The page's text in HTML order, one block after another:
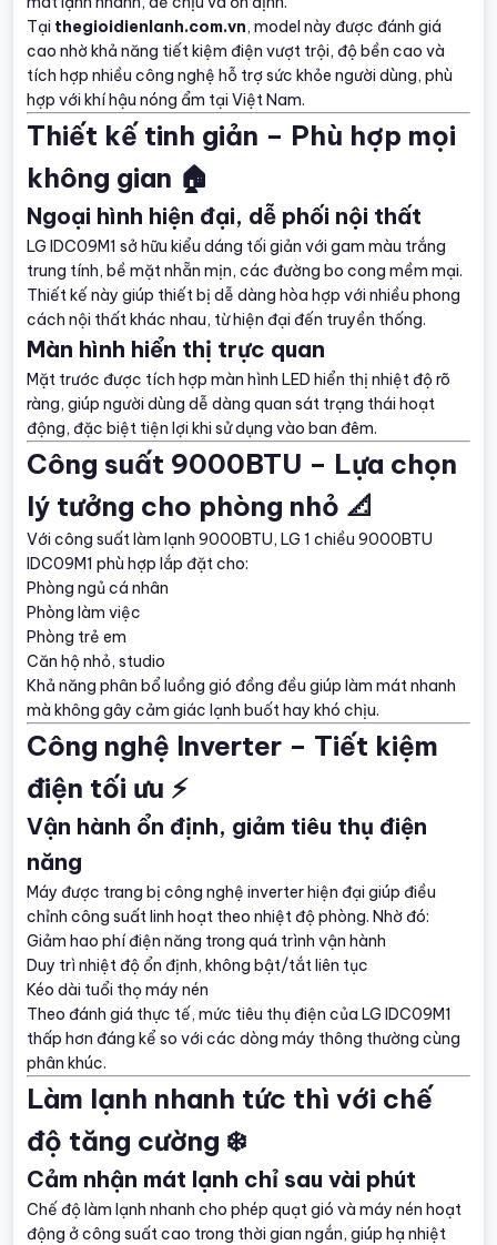
Tại thegioidienlanh.com.vn, model này được đánh giá
cao nhờ khả năng tiết kiệm điện vượt trội, độ bền cao và
tích hợp nhiều công nghệ hỗ trợ sức khỏe người dùng, phù
hợp với khí hậu nóng ẩm tại Việt Nam.
Thiết kế tinh giản – Phù hợp mọi
không gian 🏠
Ngoại hình hiện đại, dễ phối nội thất
LG IDC09M1 sở hữu kiểu dáng tối giản với gam màu trắng
trung tính, bề mặt nhẵn mịn, các đường bo cong mềm mại.
Thiết kế này giúp thiết bị dễ dàng hòa hợp với nhiều phong
cách nội thất khác nhau, từ hiện đại đến truyền thống.
Màn hình hiển thị trực quan
Mặt trước được tích hợp màn hình LED hiển thị nhiệt độ rõ
ràng, giúp người dùng dễ dàng quan sát trạng thái hoạt
động, đặc biệt tiện lợi khi sử dụng vào ban đêm.
Công suất 9000BTU – Lựa chọn
lý tưởng cho phòng nhỏ 📐
Với công suất làm lạnh 9000BTU, LG 1 chiều 9000BTU
IDC09M1 phù hợp lắp đặt cho:
Phòng ngủ cá nhân
Phòng làm việc
Phòng trẻ em
Căn hộ nhỏ, studio
Khả năng phân bổ luồng gió đồng đều giúp làm mát nhanh
mà không gây cảm giác lạnh buốt hay khó chịu.
Công nghệ Inverter – Tiết kiệm
điện tối ưu ⚡
Vận hành ổn định, giảm tiêu thụ điện
năng
Máy được trang bị công nghệ inverter hiện đại giúp điều
chỉnh công suất linh hoạt theo nhiệt độ phòng. Nhờ đó:
Giảm hao phí điện năng trong quá trình vận hành
Duy trì nhiệt độ ổn định, không bật/tắt liên tục
Kéo dài tuổi thọ máy nén
Theo đánh giá thực tế, mức tiêu thụ điện của LG IDC09M1
thấp hơn đáng kể so với các dòng máy thông thường cùng
phân khúc.
Làm lạnh nhanh tức thì với chế
độ tăng cường ❄️
Cảm nhận mát lạnh chỉ sau vài phút
Chế độ làm lạnh nhanh cho phép quạt gió và máy nén hoạt
động ở công suất cao trong thời gian ngắn, giúp hạ nhiệt